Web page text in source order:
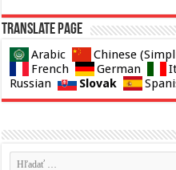
Translate page
Arabic Chinese
French
German
Russian
Slovak